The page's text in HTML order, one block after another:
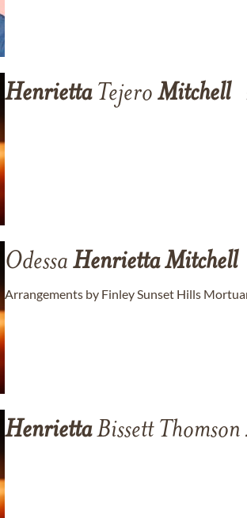
HenriettaTejero Mitchell
Odessa HenriettaMitchell
Arrangements by Finley Sunset Hills
HenriettaBissett Thomson